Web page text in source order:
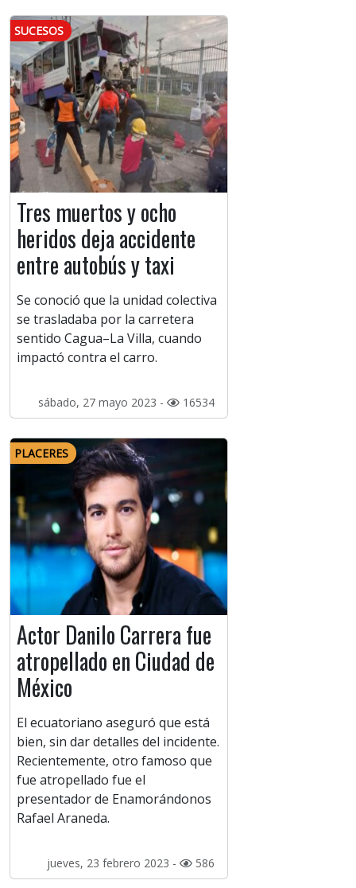
SUCESOS
Tres muertos y ocho
heridos deja accidente
entre autobús y taxi
Se conoció que la unidad colectiva
se trasladaba por la carretera
sentido Cagua–La Villa, cuando
impactó contra el carro.
sábado, 27 mayo 2023 - 16534
PLACERES
Actor Danilo Carrera fue
atropellado en Ciudad de
México
El ecuatoriano aseguró que está
bien, sin dar detalles del incidente.
Recientemente, otro famoso que
fue atropellado fue el
presentador de Enamorándonos
Rafael Araneda.
jueves, 23 febrero 2023 - 586